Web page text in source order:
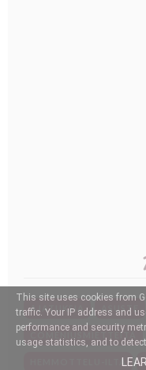
AJATUKSIA ASUSTE
COMENIUSMIETTEITÄ
This site uses cookies from
traffic. Your IP address and
performance and security
usage statistics, and to